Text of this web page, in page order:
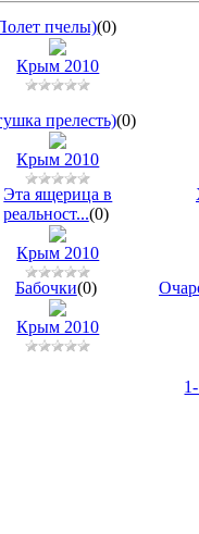
пчелы)(0)
Крым 2010
прелесть)(0)
Крым 2010
Эта ящерица в
реальност...(0)
Крым 2010
Бабочки(0)
Крым 2010